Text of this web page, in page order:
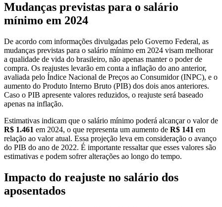
Mudanças previstas para o salário
mínimo em 2024
De acordo com informações divulgadas pelo Governo Federal, as
mudanças previstas para o salário mínimo em 2024 visam melhorar
a qualidade de vida do brasileiro, não apenas manter o poder de
compra. Os reajustes levarão em conta a inflação do ano anterior,
avaliada pelo Índice Nacional de Preços ao Consumidor (INPC), e o
aumento do Produto Interno Bruto (PIB) dos dois anos anteriores.
Caso o PIB apresente valores reduzidos, o reajuste será baseado
apenas na inflação.
Estimativas indicam que o salário mínimo poderá alcançar o valor de
R$ 1.461 em 2024, o que representa um aumento de R$ 141 em
relação ao valor atual. Essa projeção leva em consideração o avanço
do PIB do ano de 2022. É importante ressaltar que esses valores são
estimativas e podem sofrer alterações ao longo do tempo.
Impacto do reajuste no salário dos
aposentados